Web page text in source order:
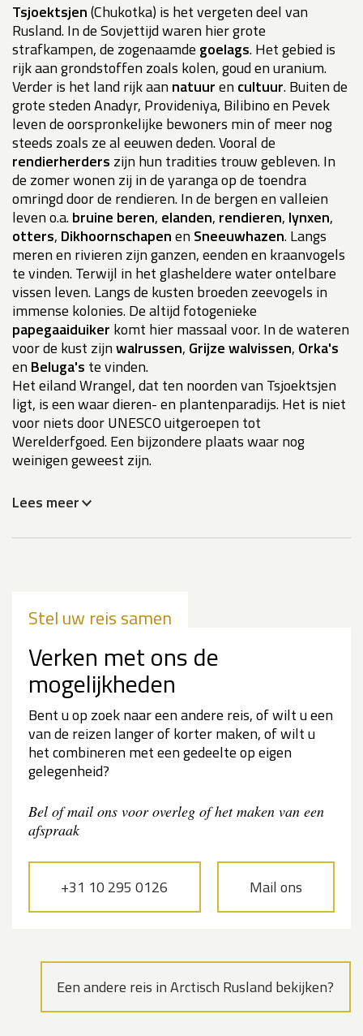
Tsjoektsjen(Chukotka) is het vergeten deel van
Rusland. In de Sovjettijd waren hier grote
strafkampen, de zogenaamde goelags. Het gebied is
rijk aan grondstoffen zoals kolen, goud en uranium.
Verder is het land rijk aan natuuren cultuur. Buiten de
grote steden Anadyr, Provideniya, Bilibino en Pevek
leven de oorspronkelijke bewoners min of meer nog
steeds zoals ze al eeuwen deden. Vooral de
rendierherders zijn hun tradities trouw gebleven. In
de zomer wonen zij in de yaranga op de toendra
omringd door de rendieren. In de bergen en valleien
leven o.a.bruine beren, elanden, rendieren, lynxen,
otters, Dikhoornschapenen Sneeuwhazen. Langs
meren en rivieren zijn ganzen, eenden en kraanvogels
te vinden. Terwijl in het glasheldere water ontelbare
vissen leven. Langs de kusten broeden zeevogels in
immense kolonies. De altijd fotogenieke
papegaaiduiker komt hier massaal voor. In de wateren
voor de kust zijnwalrussen, Grijze walvissen, Orka's
en Beluga's te vinden.
Het eiland Wrangel, dat ten noorden van Tsjoektsjen
ligt, is een waar dieren- en plantenparadijs. Het is niet
voor niets door UNESCO uitgeroepen tot
Werelderfgoed. Een bijzondere plaats waar nog
weinigen geweest zijn.
Lees meer
Stel uw reis samen
Verken met ons de
mogelijkheden
Bent u op zoek naar een andere reis, of wilt u een
van de reizen langer of korter maken, of wilt u
het combineren met een gedeelte op eigen
gelegenheid?
Bel of mail ons voor overleg of het maken van een
afspraak
+31 10 295 0126 Mail ons
Een andere reis in Arctisch Rusland bekijken?